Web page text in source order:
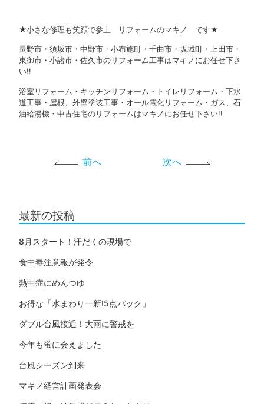
★小さな修理も笑顔で参上 リフォームのマキノ です★
長野市・須坂市・中野市・小布施町・千曲市・坂城町・上田市・
東御市・小諸市・佐久市のリフォーム工事はマキノにお任せ下さ
い!!
浴室リフォーム・キッチンリフォーム・トイレリフォーム・下水
道工事・屋根、外壁塗装工事・オール電化リフォーム・ガス、石
油給湯機・中古住宅のリフォームはマキノにお任せ下さい!!
前へ 次へ
最新の投稿
8月スタート！汗だくの現場で
食中毒注意報が発令
熱中症にめんつゆ
お得な「水まわり一新!5点パック」
ダブル台風接近！大雨に警戒を
今年も蛍に会えました
台風シーズン到来
マキノ経営計画発表会